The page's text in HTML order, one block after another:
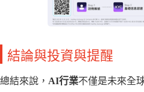
結論與投資與提醒
總結來說， AI行業不僅是未來全